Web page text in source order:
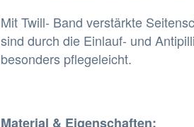
Mit Twill- Band verstärkte
sind durch die Einlauf- und
besonders pflegeleicht.
Material & Eigenschaften: